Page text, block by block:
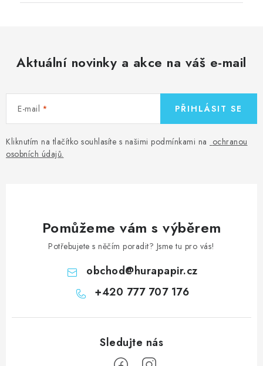
Aktuální novinky a akce na váš e-mail
E-mail
Kliknutím na tlačítko souhlasíte s našimi podmínkami na ochranou
osobních údajů.
PŘIHLÁSIT SE
Pomůžeme vám s výběrem
Potřebujete s něčím poradit? Jsme tu pro vás!
obchod@hurapapir.cz
+420 777 707 176